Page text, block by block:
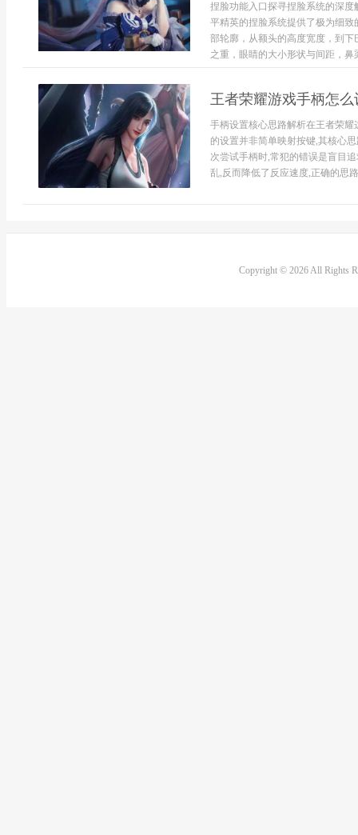
捏脸功能入口探寻捏脸系统的深
平精英的捏脸系统提供了极为细
部轮廓，从额头的高度宽度，到
之重，眼睛的大小形状与间距，鼻
王者荣耀游戏手柄怎
手柄设置核心思路解析在王者荣
的设置并非简单映射按键,其核心
次尝试手柄时,常犯的错误是盲目
乱,反而降低了反应速度,正确的思
Copyright © 2026 All Rights